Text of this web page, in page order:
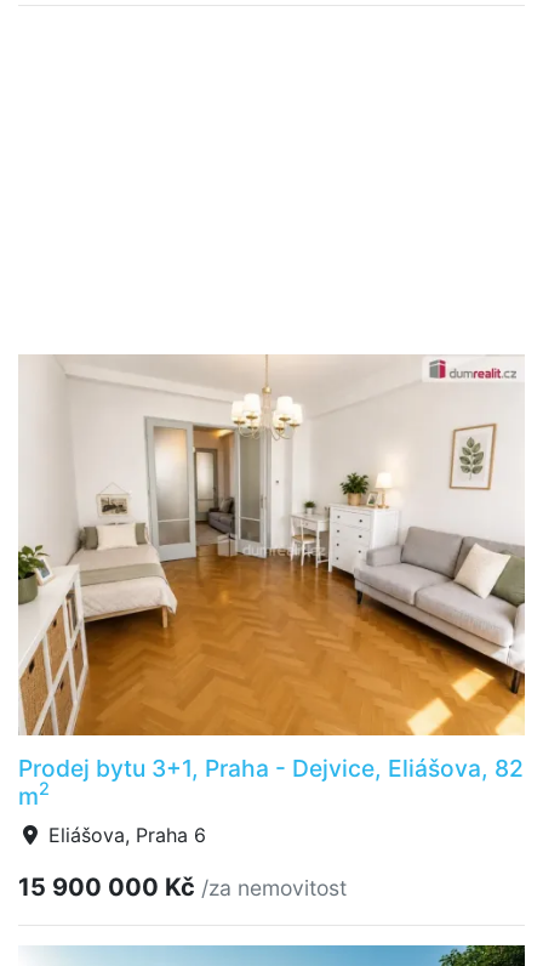
Prodej bytu 3+1, Praha - Dejvice, Eliášova, 82
m2
Eliášova, Praha 6
15 900 000 Kč /za nemovitost